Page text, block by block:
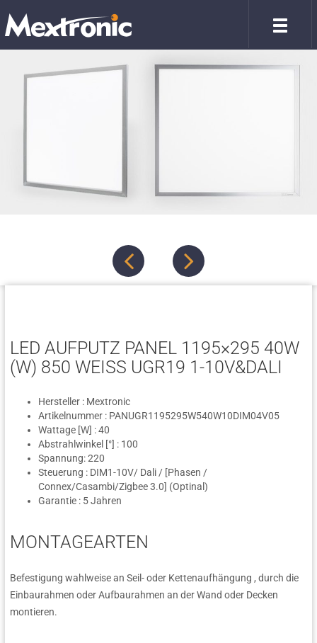
LED AUFPUTZ PANEL 1195×295 40W
(W) 850 WEISS UGR19 1-10V&DALI
Hersteller : Mextronic
Artikelnummer : PANUGR1195295W540W10DIM04V05
Wattage [W] : 40
Abstrahlwinkel [°] : 100
Spannung: 220
Steuerung : DIM1-10V/ Dali / [Phasen /
Connex/Casambi/Zigbee 3.0] (Optinal)
Garantie : 5 Jahren
MONTAGEARTEN
Befestigung wahlweise an Seil- oder Kettenaufhängung , durch die
Einbaurahmen oder Aufbaurahmen an der Wand oder Decken
montieren.